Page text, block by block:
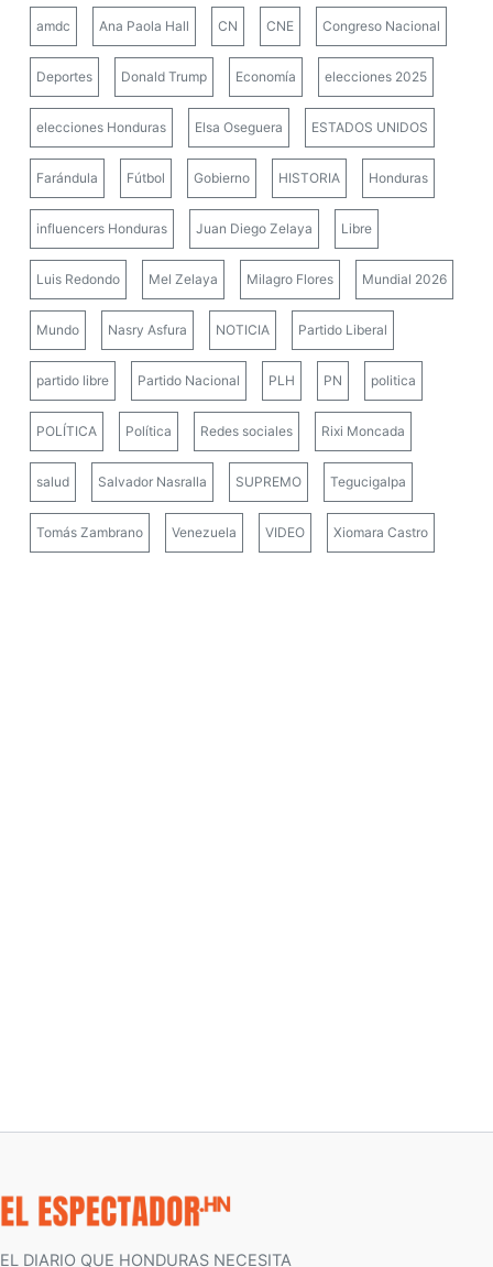
amdc Ana Paola Hall CN CNE Congreso Nacional
Deportes Donald Trump Economía elecciones 2025
elecciones Honduras Elsa Oseguera ESTADOS UNIDOS
Farándula Fútbol Gobierno HISTORIA Honduras
influencers Honduras Juan Diego Zelaya Libre
Luis Redondo Mel Zelaya Milagro Flores Mundial 2026
Mundo Nasry Asfura NOTICIA Partido Liberal
partido libre Partido Nacional PLH PN politica
POLÍTICA Política Redes sociales Rixi Moncada
salud Salvador Nasralla SUPREMO Tegucigalpa
Tomás Zambrano Venezuela VIDEO Xiomara Castro
EL DIARIO QUE HONDURAS NECESITA